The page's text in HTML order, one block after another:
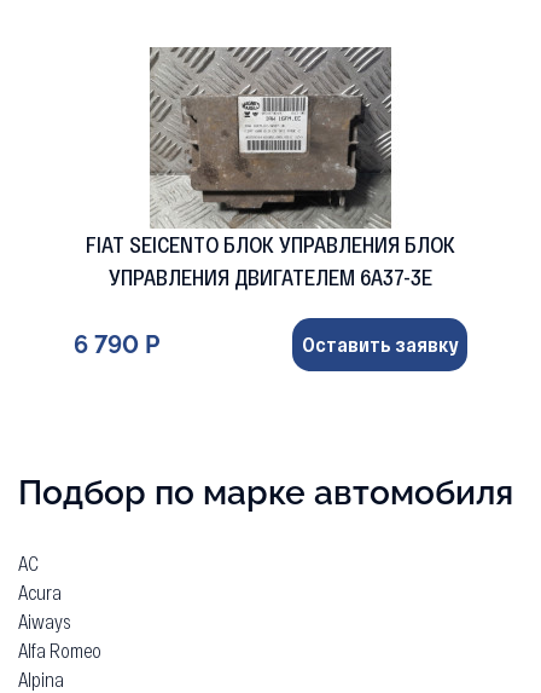
FIAT SEICENTO БЛОК УПРАВЛЕНИЯ БЛОК
УПРАВЛЕНИЯ ДВИГАТЕЛЕМ 6A37-3E
6 790 Р Оставить заявку
Подбор по марке автомобиля
AC
Acura
Aiways
Alfa Romeo
Alpina